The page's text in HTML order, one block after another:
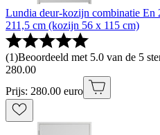
Lundia deur-kozijn combinatie
211,5 cm (kozijn 56 x 115 cm)
(1)Beoordeeld met 5.0 van de 5
280.00
Prijs: 280.00 euro